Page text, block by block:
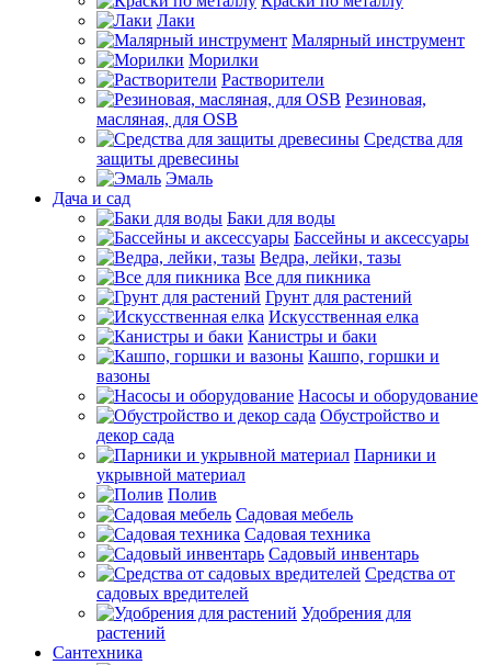
Лаки
Малярный инструмент
Морилки
Растворители
Резиновая,
масляная, для OSB
Средства для
защиты древесины
Эмаль
Дача и сад
Баки для воды
Бассейны и аксессуары
Ведра, лейки, тазы
Все для пикника
Грунт для растений
Искусственная елка
Канистры и баки
Кашпо, горшки и
вазоны
Насосы и оборудование
Обустройство и
декор сада
Парники и
укрывной материал
Полив
Садовая мебель
Садовая техника
Садовый инвентарь
Средства от
садовых вредителей
Удобрения для
растений
Сантехника